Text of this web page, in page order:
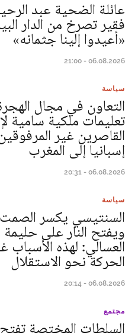
عائلة الضحية عبد
فقير تصرخ من الدار
«أعيدوا إلينا جثمانه»
06.08.2026 - 21:00
سياسة
التعاون في مجال
تعليمات ملكية سامية
القاصرين غير
إسبانيا إلى المغرب
06.08.2026 - 20:31
سياسة
السنتيسي يكسر الصمت
ويفتح النار على حليمة
العسالي: لهذه الأسباب
الحركة نحو الاستقلال
06.08.2026 - 20:14
مجتمع
السلطات المختصة تفتح